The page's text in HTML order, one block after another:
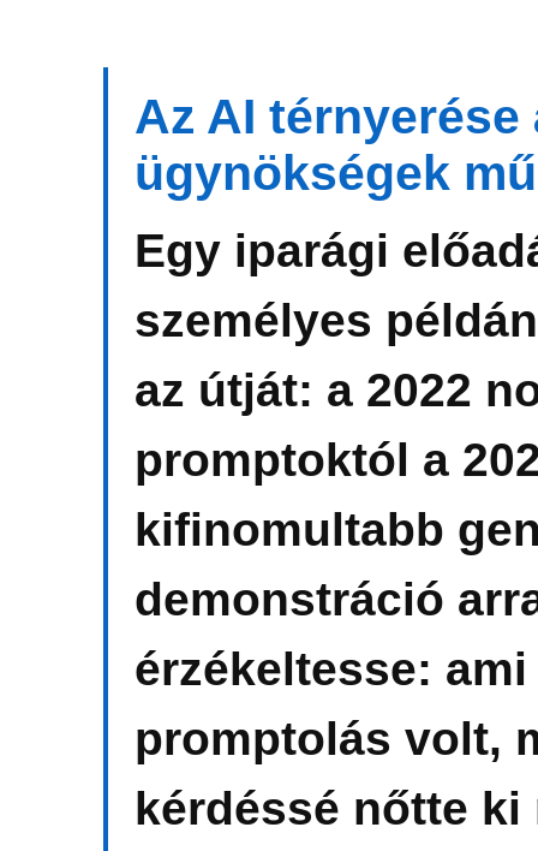
Az AI
ügynökségek
Egy iparági
személyes
az útját: a 2022
promptoktól a
kifinomultabb
demonstráció
érzékeltesse:
promptolás volt,
kérdéssé nőtte